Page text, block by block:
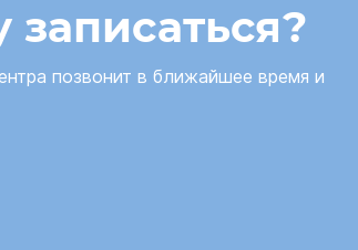
записаться?
позвонит в ближайшее время и